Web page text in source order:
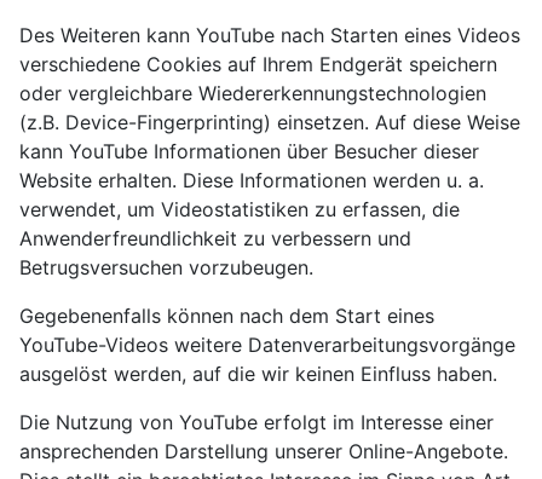
Des Weiteren kann YouTube nach Starten eines Videos
verschiedene Cookies auf Ihrem Endgerät speichern
oder vergleichbare Wiedererkennungstechnologien
(z.B. Device-Fingerprinting) einsetzen. Auf diese Weise
kann YouTube Informationen über Besucher dieser
Website erhalten. Diese Informationen werden u. a.
verwendet, um Videostatistiken zu erfassen, die
Anwenderfreundlichkeit zu verbessern und
Betrugsversuchen vorzubeugen.
Gegebenenfalls können nach dem Start eines
YouTube-Videos weitere Datenverarbeitungsvorgänge
ausgelöst werden, auf die wir keinen Einfluss haben.
Die Nutzung von YouTube erfolgt im Interesse einer
ansprechenden Darstellung unserer Online-Angebote.